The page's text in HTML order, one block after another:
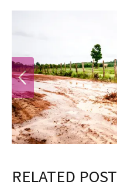
PREVIOUS
RELATED POST